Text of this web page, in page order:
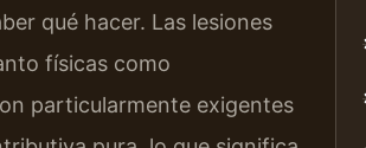
qué hacer. Las lesiones
físicas como
particularmente exigentes